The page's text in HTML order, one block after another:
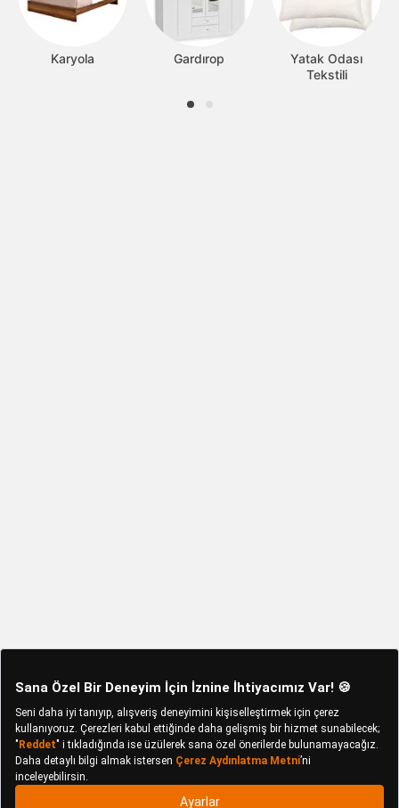
Karyola Gardırop
Yatak Odası
Tekstili